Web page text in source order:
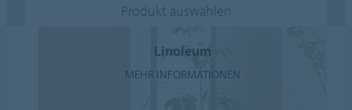
Produkt auswählen
Linoleum
MEHR INFORMATIONEN